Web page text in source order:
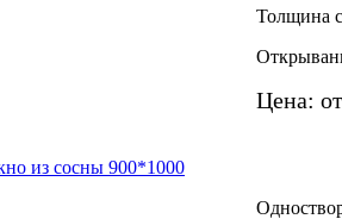
Толщина
Цена:
из сосны 900*1000